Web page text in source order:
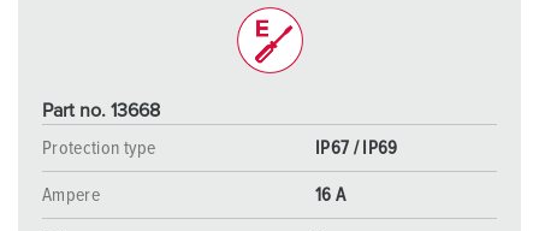
Part no. 13668
Protection type
IP67 / IP69
Ampere 16 A